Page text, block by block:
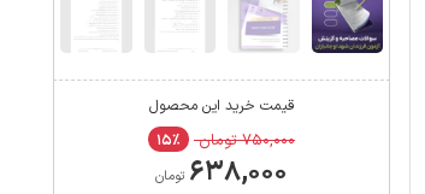
قیمت خرید این محصول
۷۵۰,۰۰۰ تومان ۱۵٪
۶۳۸,۰۰۰ تومان